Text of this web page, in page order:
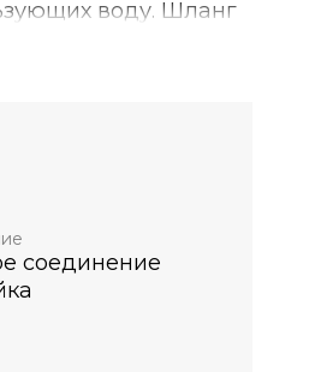
воду. Шланг
оплетке для
соединение